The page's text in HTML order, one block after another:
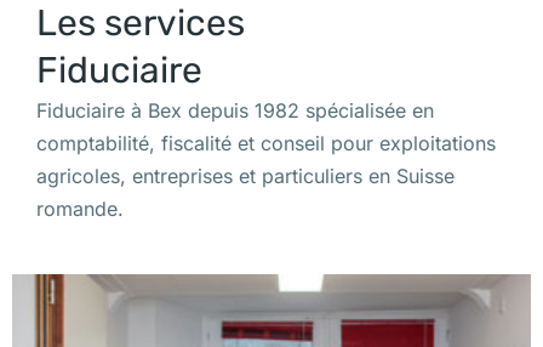
Les services
Fiduciaire
Fiduciaire à Bex depuis 1982 spécialisée en
comptabilité, fiscalité et conseil pour exploitations
agricoles, entreprises et particuliers en Suisse
romande.